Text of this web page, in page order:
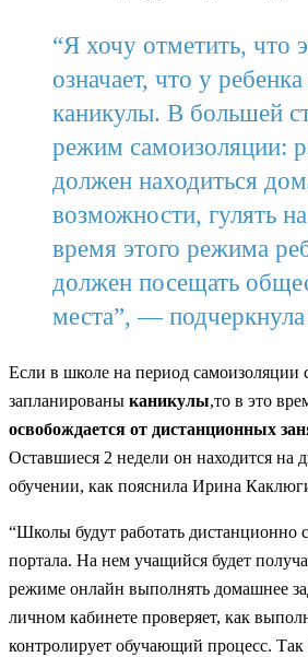
“Я хочу отметить, что
означает, что у
каникулы. В большей
режим самоизоляции:
должен находиться
возможности, гулять
время этого режима
должен посещать
места”, —
Если в школе на период самоизоляции
запланированы каникулы,то в это
освобождается от дистанционных
Оставшиеся 2 недели он находится на
обучении, как пояснила Ирина
“Школы будут работать
портала. На нем учащийся будет
режиме онлайн выполнять домашнее
личном кабинете проверяет, как
контролирует обучающий процесс. Так